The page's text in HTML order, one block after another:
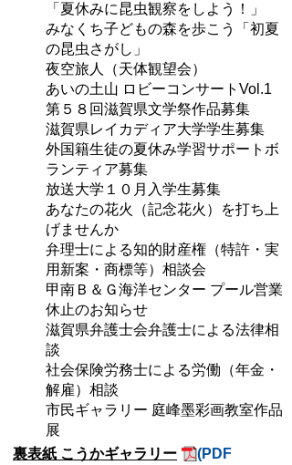
「夏休みに昆虫観察をしよう！」
みなくち子どもの森を歩こう「初夏
の昆虫さがし」
夜空旅人（天体観望会）
あいの土山 ロビーコンサートVol.1
第５８回滋賀県文学祭作品募集
滋賀県レイカディア大学学生募集
外国籍生徒の夏休み学習サポートボ
ランティア募集
放送大学１０月入学生募集
あなたの花火（記念花火）を打ち上
げませんか
弁理士による知的財産権（特許・実
用新案・商標等）相談会
甲南Ｂ＆Ｇ海洋センター プール営業
休止のお知らせ
滋賀県弁護士会弁護士による法律相
談
社会保険労務士による労働（年金・
解雇）相談
市民ギャラリー 庭峰墨彩画教室作品
展
裏表紙 こうかギャラリー
(PDF